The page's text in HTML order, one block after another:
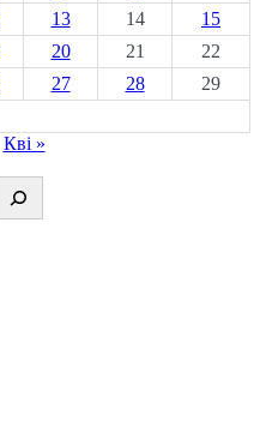
13 14
15
20 21
22
27 28
29
Кві »